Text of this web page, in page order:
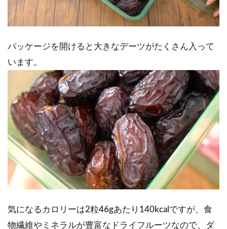
パッケージを開けると大きなデーツがたくさん入って
います。
気になるカロリーは2粒46gあたり140kcalですが、食
物繊維やミネラルが豊富なドライフルーツなので、ダ